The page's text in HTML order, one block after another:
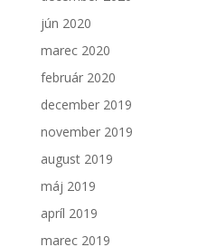
jún 2020
marec 2020
február 2020
december 2019
november 2019
august 2019
máj 2019
apríl 2019
marec 2019